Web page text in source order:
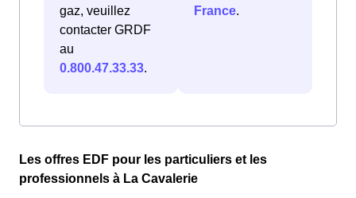
gaz, veuillez
contacter GRDF
au
0.800.47.33.33.
France.
Les offres EDF pour les particuliers et les
professionnels à La Cavalerie